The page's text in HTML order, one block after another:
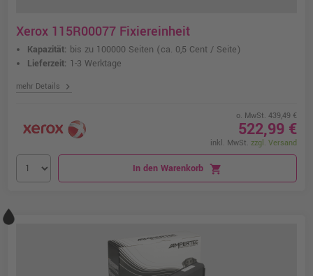
Xerox 115R00077 Fixiereinheit
Kapazität: bis zu 100000 Seiten (ca. 0,5 Cent / Seite)
Lieferzeit: 1-3 Werktage
mehr Details chevron_right
o. MwSt. 439,49 €
522,99 €
inkl. MwSt. zzgl. Versand
In den Warenkorb shopping_cart